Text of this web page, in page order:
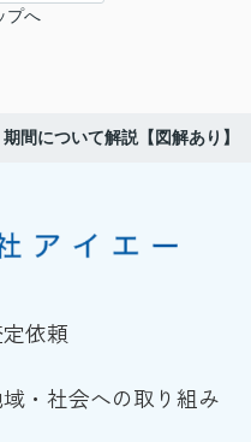
プへ
間について解説【図解あり】
依頼
・社会への取り組み